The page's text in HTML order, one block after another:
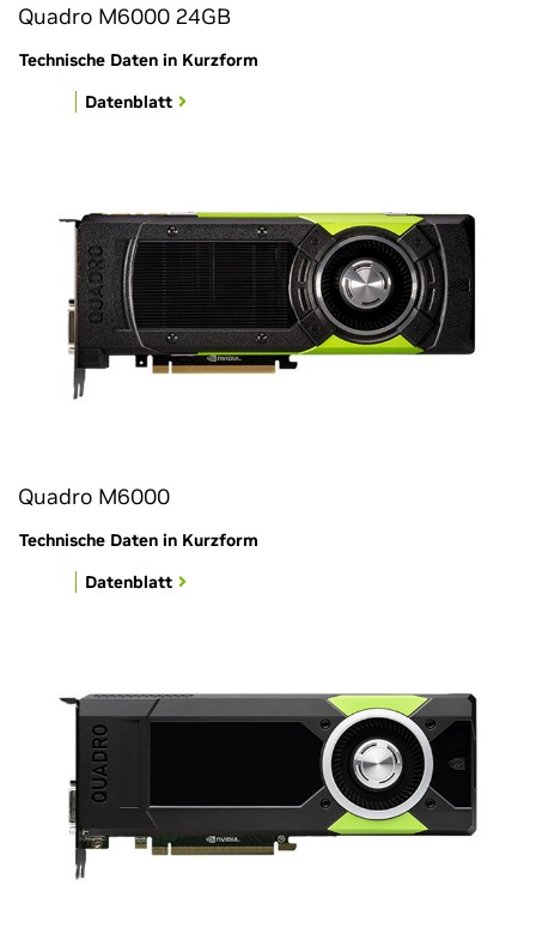
Quadro M6000 24GB
Technische Daten in Kurzform
Datenblatt
Quadro M6000
Technische Daten in Kurzform
Datenblatt